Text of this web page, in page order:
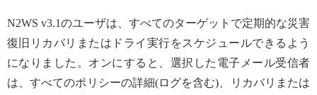
N2WS v3.1のユーザは、すべてのターゲットで定期的な災害
復旧リカバリまたはドライ実行をスケジュールできるよう
になりました。オンにすると、選択した電子メール受信者
は、すべてのポリシーの詳細(ログを含む)、リカバリまたは